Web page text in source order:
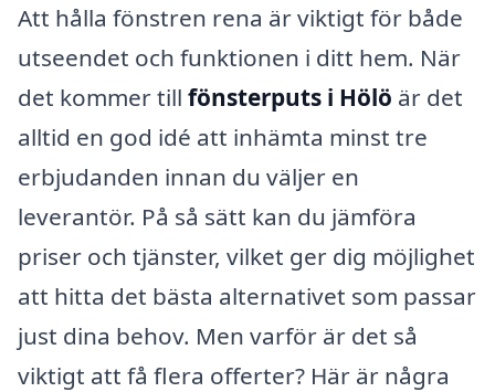
Att hålla fönstren rena är viktigt för både
utseendet och funktionen i ditt hem. När
det kommer till fönsterputs i Hölö är det
alltid en god idé att inhämta minst tre
erbjudanden innan du väljer en
leverantör. På så sätt kan du jämföra
priser och tjänster, vilket ger dig möjlighet
att hitta det bästa alternativet som passar
just dina behov. Men varför är det så
viktigt att få flera offerter? Här är några